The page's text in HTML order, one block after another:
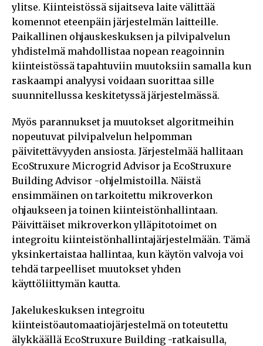
ylitse. Kiinteistössä sijaitseva laite välittää
komennot eteenpäin järjestelmän laitteille.
Paikallinen ohjauskeskuksen ja pilvipalvelun
yhdistelmä mahdollistaa nopean reagoinnin
kiinteistössä tapahtuviin muutoksiin samalla kun
raskaampi analyysi voidaan suorittaa sille
suunnitellussa keskitetyssä järjestelmässä.
Myös parannukset ja muutokset algoritmeihin
nopeutuvat pilvipalvelun helpomman
päivitettävyyden ansiosta. Järjestelmää hallitaan
EcoStruxure Microgrid Advisor ja EcoStruxure
Building Advisor -ohjelmistoilla. Näistä
ensimmäinen on tarkoitettu mikroverkon
ohjaukseen ja toinen kiinteistönhallintaan.
Päivittäiset mikroverkon ylläpitotoimet on
integroitu kiinteistönhallintajärjestelmään. Tämä
yksinkertaistaa hallintaa, kun käytön valvoja voi
tehdä tarpeelliset muutokset yhden
käyttöliittymän kautta.
Jakelukeskuksen integroitu
kiinteistöautomaatiojärjestelmä on toteutettu
älykkäällä EcoStruxure Building -ratkaisulla,